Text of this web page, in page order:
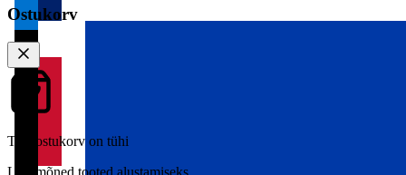
Ostukorv
Teie ostukorv on tühi
Lisa mõned tooted alustamiseks